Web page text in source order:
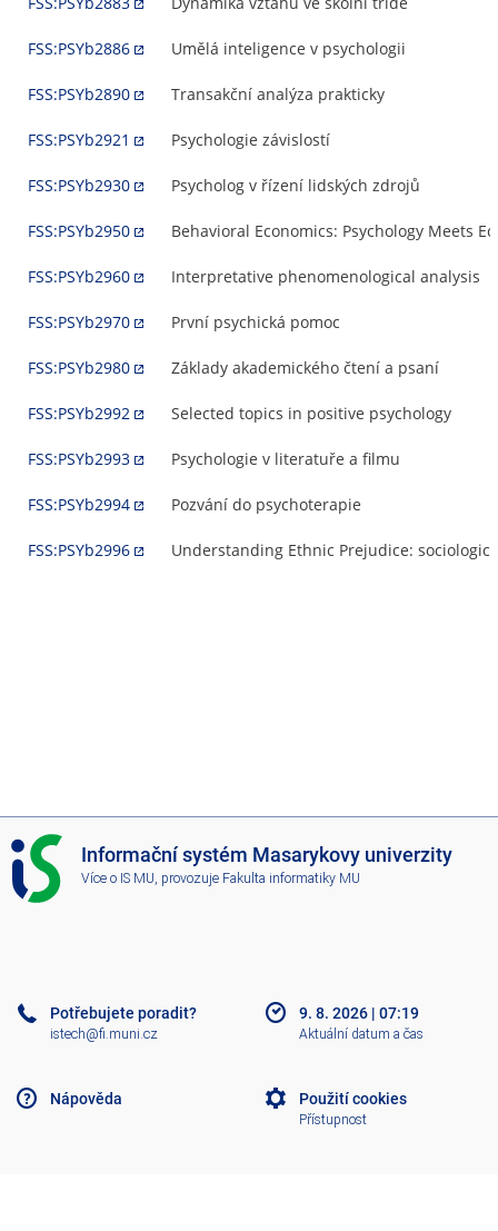
FSS:PSYb2886 Umělá inteligence v psychologii
FSS:PSYb2890 Transakční analýza prakticky
FSS:PSYb2921 Psychologie závislostí
FSS:PSYb2930 Psycholog v řízení lidských zdrojů
FSS:PSYb2950 Behavioral Economics: Psychology Meets
FSS:PSYb2960 Interpretative phenomenological analysis
FSS:PSYb2970 První psychická pomoc
FSS:PSYb2980 Základy akademického čtení a psaní
FSS:PSYb2992 Selected topics in positive psychology
FSS:PSYb2993 Psychologie v literatuře a filmu
FSS:PSYb2994 Pozvání do psychoterapie
FSS:PSYb2996 Understanding Ethnic Prejudice:
I
S
M
Informační systém Masarykovy univerzity
Více o IS MU, provozuje Fakulta informatiky MU
Potřebujete poradit?
istech@fi.muni.cz
Nápověda
9. 8. 2026 | 07:19
Aktuální datum a čas
Použití cookies
Přístupnost